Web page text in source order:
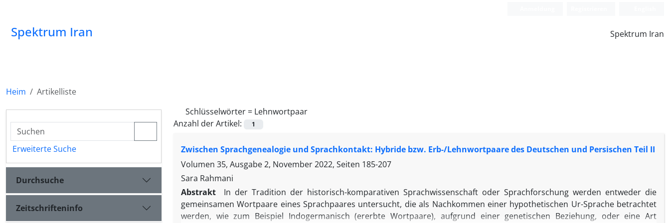
Spektrum Iran Spektrum Iran
Heim
Artikelliste
Schlüsselwörter = Lehnwortpaar
Anzahl der Artikel:
1
Zwischen Sprachgenealogie und Sprachkontakt: Hybride bzw. Erb-/Lehnwortpaare des Deutschen und Persischen Teil II
Volumen 35, Ausgabe 2, November 2022, Seiten 185-207
Sara Rahmani
Abstrakt
In der Tradition der historisch-komparativen Sprachwissenschaft oder Sprachforschung werden entweder die
gemeinsamen Wortpaare eines Sprachpaares untersucht, die als Nachkommen einer hypothetischen Ur-Sprache betrachtet
werden, wie zum Beispiel Indogermanisch (ererbte Wortpaare), aufgrund einer genetischen Beziehung, oder eine Art
Erweiterte Suche
Durchsuche
Zeitschrifteninfo